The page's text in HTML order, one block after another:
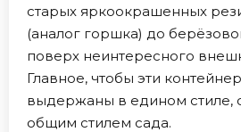
старых яркоокрашенных
(аналог горшка) до
поверх неинтересного
Главное, чтобы эти
выдержаны в едином стиле,
общим стилем сада.